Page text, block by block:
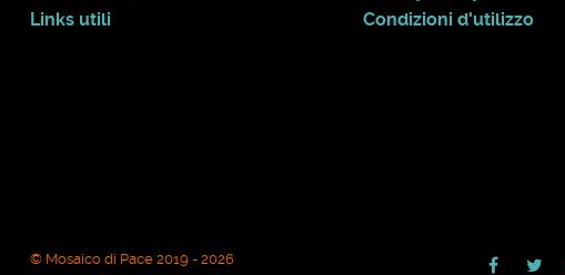
Links utili
Condizioni d'utilizzo
© Mosaico di Pace 2019 - 2026